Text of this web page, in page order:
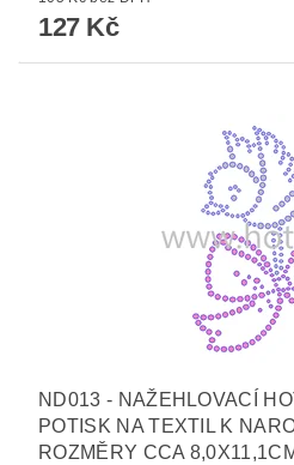
127 Kč
ND013 - NAŽEHLOVACÍ
POTISK NA TEXTIL K
ROZMĚRY CCA